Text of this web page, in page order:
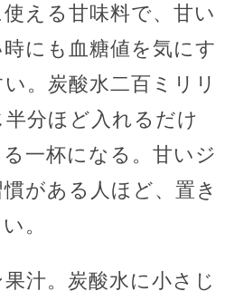
える甘味料で、甘い
にも血糖値を気にす
。炭酸水二百ミリリ
分ほど入れるだけ
一杯になる。甘いジ
がある人ほど、置き
。
汁。炭酸水に小さじ